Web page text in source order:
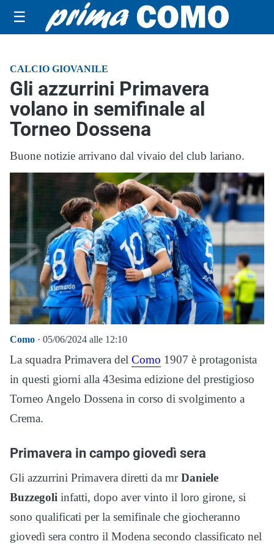
☰
CALCIO GIOVANILE
Gli azzurrini Primavera
volano in semifinale al
Torneo Dossena
Buone notizie arrivano dal vivaio del club lariano.
Como · 05/06/2024 alle 12:10
La squadra Primavera del Como 1907 è protagonista
in questi giorni alla 43esima edizione del prestigioso
Torneo Angelo Dossena in corso di svolgimento a
Crema.
Primavera in campo giovedì sera
Gli azzurrini Primavera diretti da mrDaniele
Buzzegoli infatti, dopo aver vinto il loro girone, si
sono qualificati per la semifinale che giocheranno
giovedì sera contro il Modena secondo classificato nel